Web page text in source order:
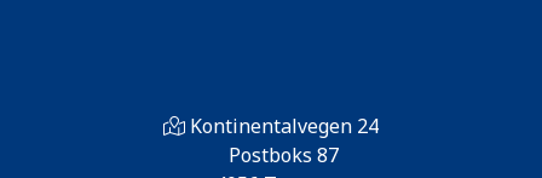
Kontinentalvegen 24
Postboks 87